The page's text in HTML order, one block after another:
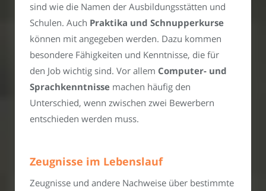
sind wie die Namen der Ausbildungsstätten und
Schulen. Auch Praktika und Schnupperkurse
können mit angegeben werden. Dazu kommen
besondere Fähigkeiten und Kenntnisse, die für
den Job wichtig sind. Vor allem Computer- und
Sprachkenntnisse machen häufig den
Unterschied, wenn zwischen zwei Bewerbern
entschieden werden muss.
Zeugnisse im Lebenslauf
Zeugnisse und andere Nachweise über bestimmte